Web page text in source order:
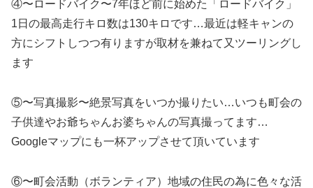
④〜ロードバイク〜7年ほど前に始めた「ロードバイク」
1日の最高走行キロ数は130キロです…最近は軽キャンの
方にシフトしつつ有りますが取材を兼ねて又ツーリングし
ます
⑤〜写真撮影〜絶景写真をいつか撮りたい…いつも町会の
子供達やお爺ちゃんお婆ちゃんの写真撮ってます…
Googleマップにも一杯アップさせて頂いています
⑥〜町会活動（ボランティア）地域の住民の為に色々な活